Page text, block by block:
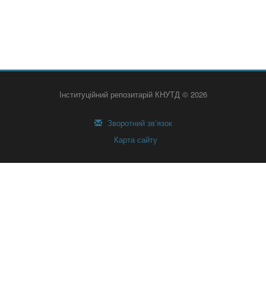
Інституційний репозитарій КНУТД © 2026
Зворотний зв’язок
Карта сайту